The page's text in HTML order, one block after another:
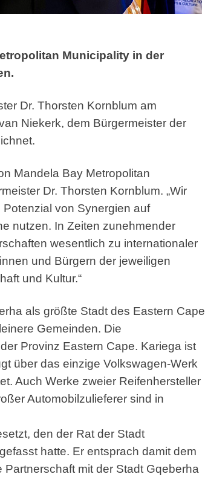
Municipality in der
Dr. Thorsten Kornblum am
Niekerk, dem Bürgermeister der
Mandela Bay Metropolitan
Dr. Thorsten Kornblum. „Wir
von Synergien auf
nutzen. In Zeiten zunehmender
wesentlich zu internationaler
und Bürgern der jeweiligen
und Kultur.“
als größte Stadt des Eastern Cape
Gemeinden. Die
Provinz Eastern Cape. Kariega ist
über das einzige Volkswagen-Werk
Auch Werke zweier Reifenhersteller
Automobilzulieferer sind in
den der Rat der Stadt
hatte. Er entsprach damit dem
mit der Stadt Gqeberha